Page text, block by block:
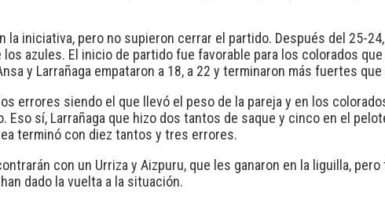
la iniciativa, pero no supieron cerrar el partido. Después del 25-
azules. El inicio de partido fue favorable para los colorados
y Larrañaga empataron a 18, a 22 y terminaron más fuertes
errores siendo el que llevó el peso de la pareja y en los
Eso sí, Larrañaga que hizo dos tantos de saque y cinco en el
terminó con diez tantos y tres errores.
con un Urriza y Aizpuru, que les ganaron en la liguilla,
dado la vuelta a la situación.